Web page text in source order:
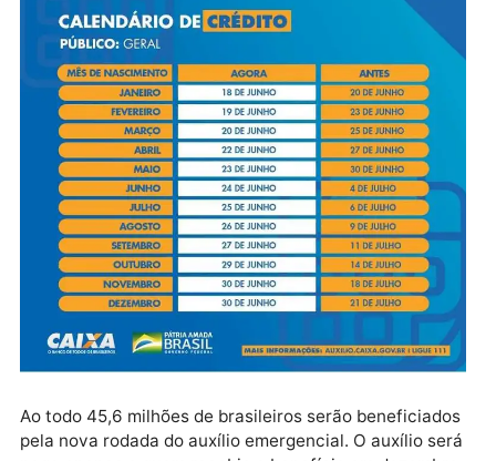
a última sexta-feira (18) e será concluído em 30 de
junho.